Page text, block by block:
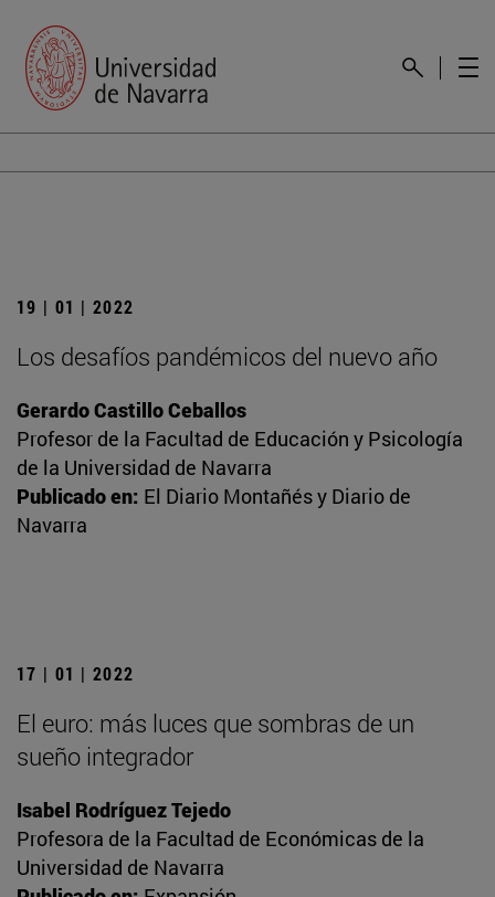
19 | 01 | 2022
Los desafíos pandémicos del nuevo año
Gerardo Castillo Ceballos
Profesor de la Facultad de Educación y Psicología
de la Universidad de Navarra
Publicado en: El Diario Montañés y Diario de
Navarra
17 | 01 | 2022
El euro: más luces que sombras de un
sueño integrador
Isabel Rodríguez Tejedo
Profesora de la Facultad de Económicas de la
Universidad de Navarra